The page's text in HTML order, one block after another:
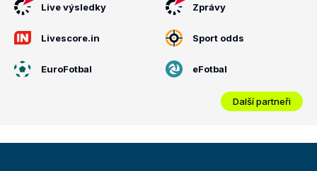
Live výsledky Zprávy
Livescore.in Sport odds
EuroFotbal eFotbal
Další partneři